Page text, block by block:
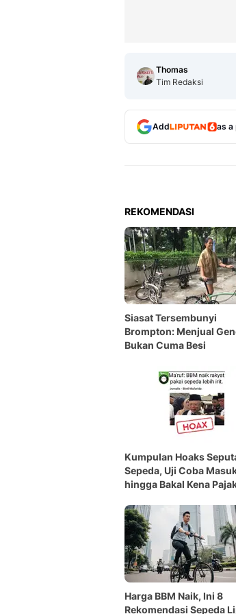
Thomas
Tim Redaksi
Add as a
REKOMENDASI
Siasat Tersembunyi
Brompton: Menjual
Bukan Cuma Besi
Kumpulan Hoaks
Sepeda, Uji Coba
hingga Bakal Kena
Harga BBM Naik, Ini 8
Rekomendasi Sepeda